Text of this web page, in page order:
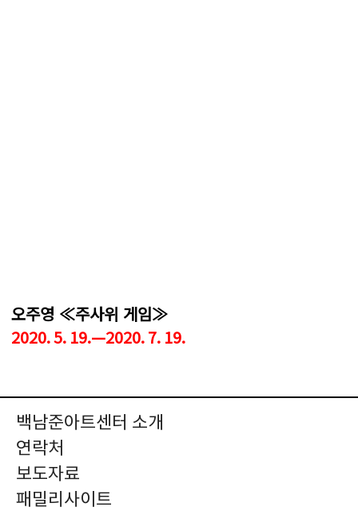
오주영 ≪주사위 게임≫
2020. 5. 19.—2020. 7. 19.
백남준아트센터 소개
연락처
보도자료
패밀리사이트